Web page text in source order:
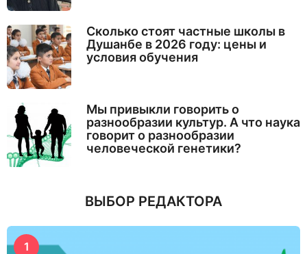
Сколько стоят частные школы в
Душанбе в 2026 году: цены и
условия обучения
Мы привыкли говорить о
разнообразии культур. А что наука
говорит о разнообразии
человеческой генетики?
ВЫБОР РЕДАКТОРА
1